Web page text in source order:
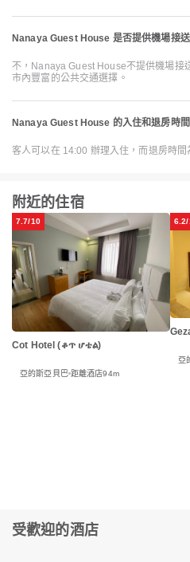
Nanaya Guest House 是否提供機場接送
不，Nanaya Guest House不提供機場接
市內豐富的公共交通選擇。
Nanaya Guest House 的入住和退房時間
客人可以在 14:00 辦理入住，而退房時間
附近的住宿
7.7/10
Cot Hotel (ቆጥ ሆቴል)
亞的斯亞貝巴 距離酒店94m
亞
受歡迎的酒店